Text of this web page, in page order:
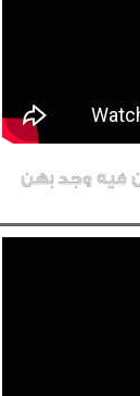
فيه وجد بهن